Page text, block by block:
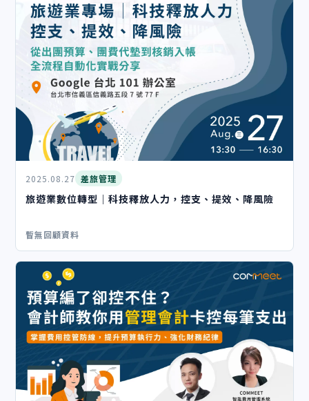
2025.08.27 差旅管理
旅遊業數位轉型｜科技釋放人力，控支、提效、降風險
暫無回顧資料